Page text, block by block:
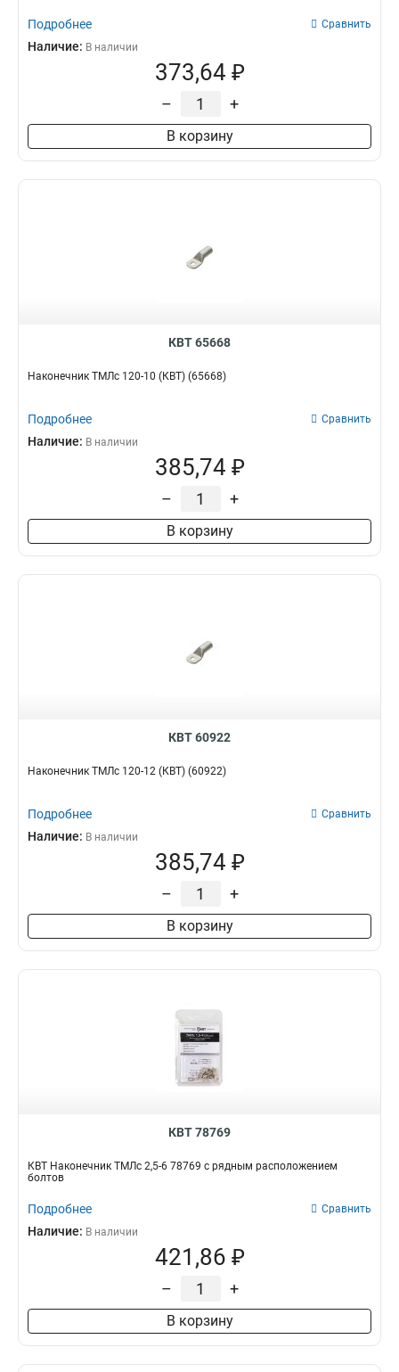
Подробнее Сравнить
Наличие: В наличии
373,64 ₽
– +
В корзину
КВТ 65668
Наконечник ТМЛс 120-10 (КВТ) (65668)
Подробнее Сравнить
Наличие: В наличии
385,74 ₽
– +
В корзину
КВТ 60922
Наконечник ТМЛс 120-12 (КВТ) (60922)
Подробнее Сравнить
Наличие: В наличии
385,74 ₽
– +
В корзину
КВТ 78769
КВТ Наконечник ТМЛс 2,5-6 78769 с рядным расположением
болтов
Подробнее Сравнить
Наличие: В наличии
421,86 ₽
– +
В корзину